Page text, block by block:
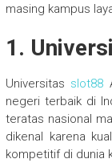
masing kampus
1.
Universitas slot88
negeri terbaik di
teratas nasional
dikenal karena
kompetitif di dunia